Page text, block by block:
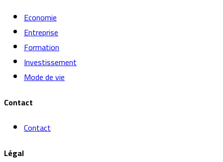
Economie
Entreprise
Formation
Investissement
Mode de vie
Contact
Contact
Légal